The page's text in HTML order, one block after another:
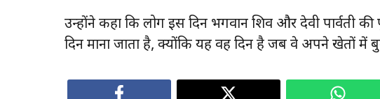
उन्होंने कहा कि लोग इस दिन भगवान शिव और देवी पार्वती
दिन माना जाता है, क्योंकि यह वह दिन है जब वे अपने खेतों में